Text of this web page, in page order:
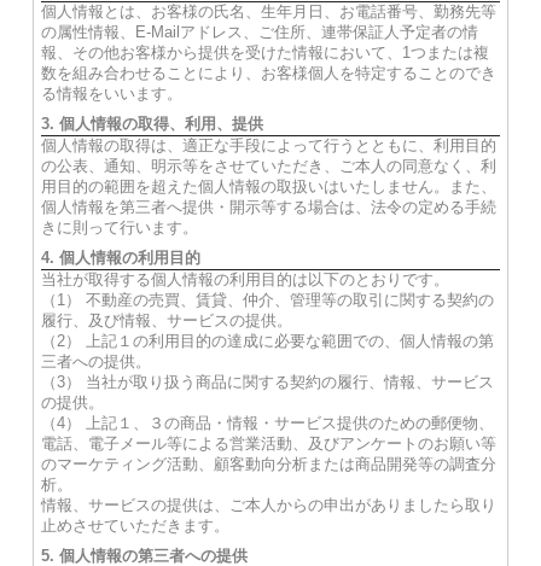
個人情報とは、お客様の氏名、生年月日、お電話番号、勤務先等
の属性情報、E-Mailアドレス、ご住所、連帯保証人予定者の情
報、その他お客様から提供を受けた情報において、1つまたは複
数を組み合わせることにより、お客様個人を特定することのでき
る情報をいいます。
3. 個人情報の取得、利用、提供
個人情報の取得は、適正な手段によって行うとともに、利用目的
の公表、通知、明示等をさせていただき、ご本人の同意なく、利
用目的の範囲を超えた個人情報の取扱いはいたしません。また、
個人情報を第三者へ提供・開示等する場合は、法令の定める手続
きに則って行います。
4. 個人情報の利用目的
当社が取得する個人情報の利用目的は以下のとおりです。
（1） 不動産の売買、賃貸、仲介、管理等の取引に関する契約の
履行、及び情報、サービスの提供。
（2） 上記１の利用目的の達成に必要な範囲での、個人情報の第
三者への提供。
（3） 当社が取り扱う商品に関する契約の履行、情報、サービス
の提供。
（4） 上記１、３の商品・情報・サービス提供のための郵便物、
電話、電子メール等による営業活動、及びアンケートのお願い等
のマーケティング活動、顧客動向分析または商品開発等の調査分
析。
情報、サービスの提供は、ご本人からの申出がありましたら取り
止めさせていただきます。
5. 個人情報の第三者への提供